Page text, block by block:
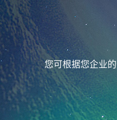
您可根据您企业